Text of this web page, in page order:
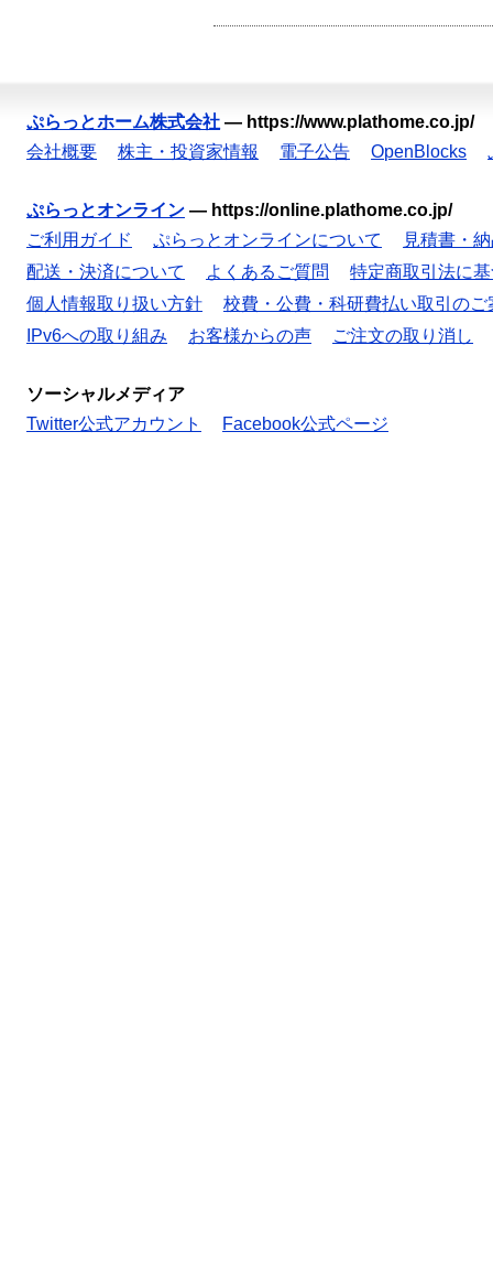
ぷらっとホーム株式会社 — https://www.plathome.co.jp/
会社概要
株主・投資家情報 電子公告 OpenBlocks
ぷらっとオンライン — https://online.plathome.co.jp/
ご利用ガイド
ぷらっとオンラインについて
見積書・
配送・決済について
よくあるご質問
特定商取引法に
個人情報取り扱い方針
校費・公費・科研費払い取引のご
IPv6への取り組み
お客様からの声 ご注文の取り消し
ソーシャルメディア
Twitter公式アカウント
Facebook公式ページ